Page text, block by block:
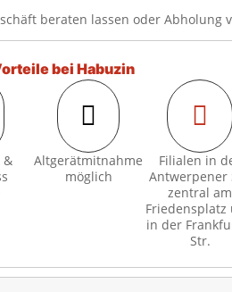
beraten lassen oder Abholung
bei Habuzin
&

Altgerätmitnahme
möglich

Filialen in
Antwerpener
zentral am
Friedensplatz
in der
Str.